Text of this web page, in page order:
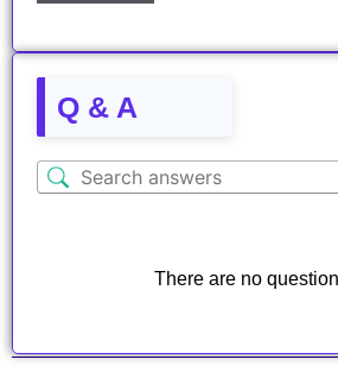
Q & A
There are no